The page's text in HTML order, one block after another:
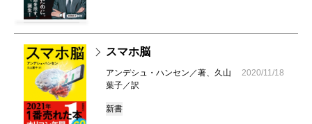
スマホ脳
アンデシュ・ハンセン／著、久山
葉子／訳
2020/11/18
新書